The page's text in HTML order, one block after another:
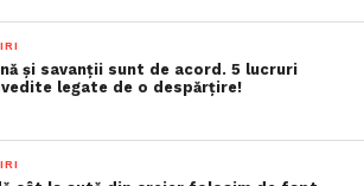
şi savanţii sunt de acord. 5 lucruri
legate de o despărţire!